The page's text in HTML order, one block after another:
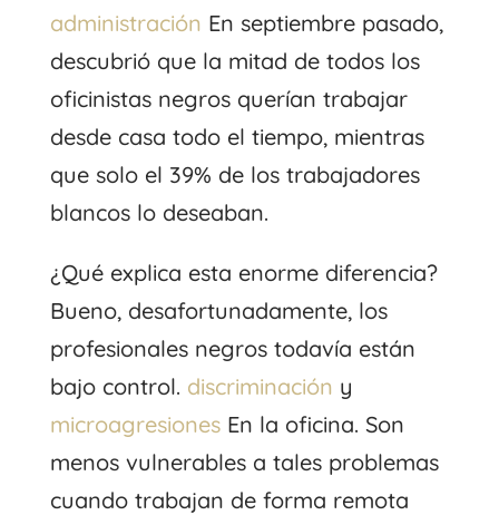
administración En septiembre pasado,
descubrió que la mitad de todos los
oficinistas negros querían trabajar
desde casa todo el tiempo, mientras
que solo el 39% de los trabajadores
blancos lo deseaban.
¿Qué explica esta enorme diferencia?
Bueno, desafortunadamente, los
profesionales negros todavía están
bajo control. discriminación y
microagresionesEn la oficina. Son
menos vulnerables a tales problemas
cuando trabajan de forma remota